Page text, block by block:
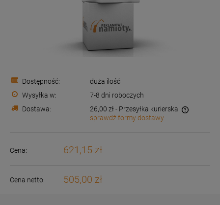
Dostępność:
duża ilość
Wysyłka w:
7-8 dni roboczych
Dostawa:
26,00 zł- Przesyłka kurierska
Cena nie zawiera ewentualnych kosztów płatności
sprawdź formy dostawy
Cena: 621,15 zł
Cena netto: 505,00 zł